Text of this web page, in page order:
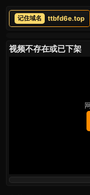
ttbfd6e.top
视频不存在或已下架